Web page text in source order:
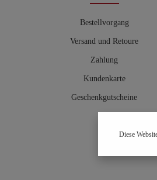
Bestellvorgang
Versand und Retoure
Zahlung
Kundenkarte
Geschenkgutscheine
Diese